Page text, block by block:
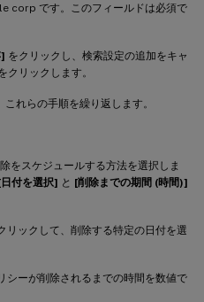
corp です。このフィールドは必須で
をクリックし、検索設定の追加をキャ
クリックします。
れらの手順を繰り返します。
をスケジュールする方法を選択しま
付を選択] と [削除までの期間 (時間)]
リックして、削除する特定の日付を選
シーが削除されるまでの時間を数値で